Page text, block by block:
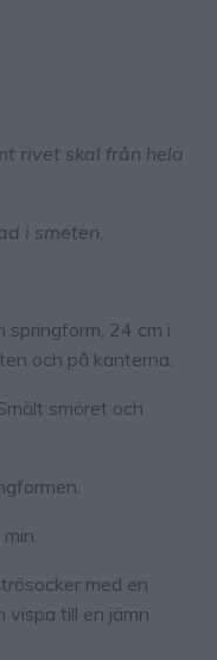
rivet skal från hela
i smeten.
springform, 24 cm i
och på kanterna.
smöret och
med en
vispa till en jämn